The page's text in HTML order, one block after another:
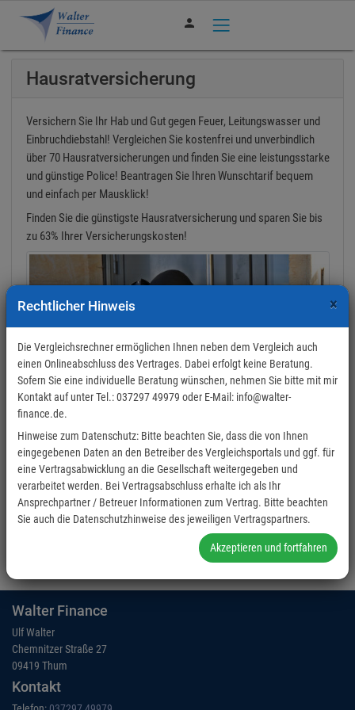
Rechtlicher Hinweis ×
Die Vergleichsrechner ermöglichen Ihnen neben dem Vergleich auch
einen Onlineabschluss des Vertrages. Dabei erfolgt keine Beratung.
Sofern Sie eine individuelle Beratung wünschen, nehmen Sie bitte mit mir
Kontakt auf unter Tel.: 037297 49979 oder E-Mail: info@walter-
finance.de.
Hinweise zum Datenschutz: Bitte beachten Sie, dass die von Ihnen
eingegebenen Daten an den Betreiber des Vergleichsportals und ggf. für
eine Vertragsabwicklung an die Gesellschaft weitergegeben und
verarbeitet werden. Bei Vertragsabschluss erhalte ich als Ihr
Ansprechpartner / Betreuer Informationen zum Vertrag. Bitte beachten
Sie auch die Datenschutzhinweise des jeweiligen Vertragspartners.
Akzeptieren und fortfahren
person
Hausrat­versicherung
Versichern Sie Ihr Hab und Gut gegen Feuer, Leitungswasser und
Einbruchdiebstahl! Vergleichen Sie kostenfrei und unverbindlich
über 70 Hausrat­versicherungen und finden Sie eine leistungsstarke
und günstige Police! Beantragen Sie Ihren Wunschtarif bequem
und einfach per Mausklick!
Finden Sie die günstigste Hausratversicherung und sparen Sie bis
zu 63% Ihrer Versicherungskosten!
Walter Finance
Ulf Walter
Chemnitzer Straße 27
09419 Thum
Kontakt